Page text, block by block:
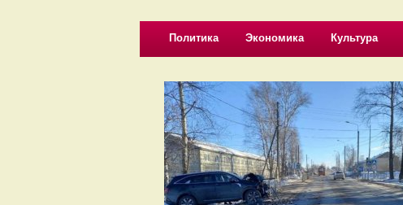
Политика Экономика Культура